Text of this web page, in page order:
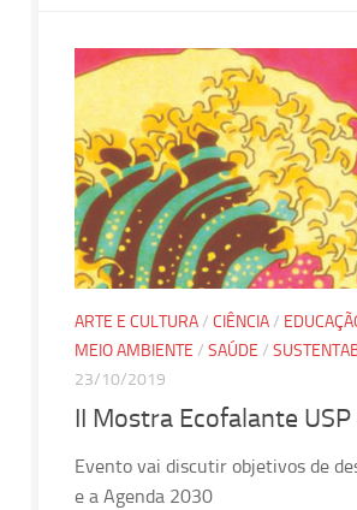
ARTE E CULTURA/ CIÊNCIA/
MEIO AMBIENTE / SAÚDE /
23/10/2019
II Mostra Ecofalante
Evento vai discutir objetivos de
e a Agenda 2030